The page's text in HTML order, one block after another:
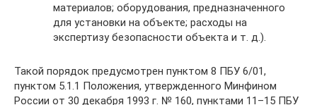
материалов; оборудования, предназначенного
для установки на объекте; расходы на
экспертизу безопасности объекта и т. д.).
Такой порядок предусмотрен пунктом 8 ПБУ 6/01,
пунктом 5.1.1 Положения, утвержденного Минфином
России от 30 декабря 1993 г. № 160, пунктами 11–15 ПБУ